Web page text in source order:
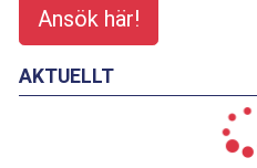
Ansök här!
AKTUELLT